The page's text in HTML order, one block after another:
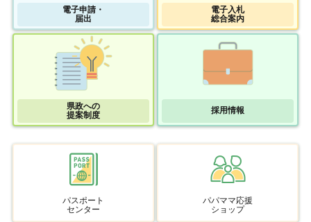
電子申請・
届出
電子入札
総合案内
県政への
提案制度
採用情報
パスポート
センター
パパママ応援
ショップ